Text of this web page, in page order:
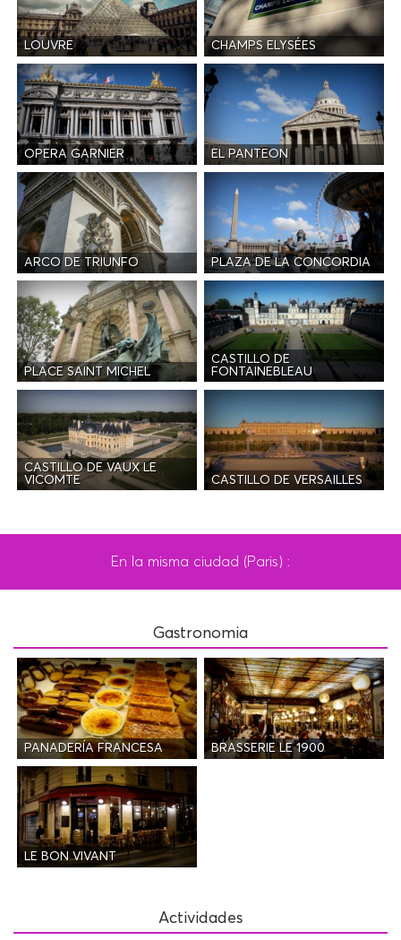
LOUVRE CHAMPS ELYSÉES
OPERA GARNIER EL PANTEON
ARCO DE TRIUNFO PLAZA DE LA CONCORDIA
PLACE SAINT MICHEL
CASTILLO DE
FONTAINEBLEAU
CASTILLO DE VAUX LE
VICOMTE
CASTILLO DE VERSAILLES
En la misma ciudad (Paris) :
Gastronomia
PANADERÍA FRANCESA BRASSERIE LE 1900
LE BON VIVANT
Actividades